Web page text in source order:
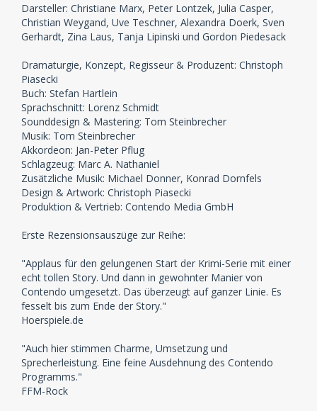
Darsteller: Christiane Marx, Peter Lontzek, Julia Casper,
Christian Weygand, Uve Teschner, Alexandra Doerk, Sven
Gerhardt, Zina Laus, Tanja Lipinski und Gordon Piedesack
Dramaturgie, Konzept, Regisseur & Produzent: Christoph
Piasecki
Buch: Stefan Hartlein
Sprachschnitt: Lorenz Schmidt
Sounddesign & Mastering: Tom Steinbrecher
Musik: Tom Steinbrecher
Akkordeon: Jan-Peter Pflug
Schlagzeug: Marc A. Nathaniel
Zusätzliche Musik: Michael Donner, Konrad Dornfels
Design & Artwork: Christoph Piasecki
Produktion & Vertrieb: Contendo Media GmbH
Erste Rezensionsauszüge zur Reihe:
"Applaus für den gelungenen Start der Krimi-Serie mit einer
echt tollen Story. Und dann in gewohnter Manier von
Contendo umgesetzt. Das überzeugt auf ganzer Linie. Es
fesselt bis zum Ende der Story."
Hoerspiele.de
"Auch hier stimmen Charme, Umsetzung und
Sprecherleistung. Eine feine Ausdehnung des Contendo
Programms."
FFM-Rock